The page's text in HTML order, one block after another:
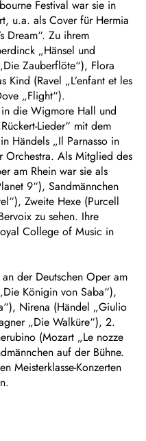
Festival war sie in
u.a. als Cover für Hermia
Dream“. Zu ihrem
„Hänsel und
Zauberflöte“), Flora
Kind (Ravel „L’enfant et les
„Flight“).
in die Wigmore Hall und
Lieder“ mit dem
Händels „Il Parnasso in
Orchestra. Als Mitglied des
am Rhein war sie als
9“), Sandmännchen
Zweite Hexe (Purcell
zu sehen. Ihre
College of Music in
der Deutschen Oper am
Königin von Saba“),
Nirena (Händel „Giulio
„Die Walküre“), 2.
(Mozart „Le nozze
auf der Bühne.
Meisterklasse-Konzerten